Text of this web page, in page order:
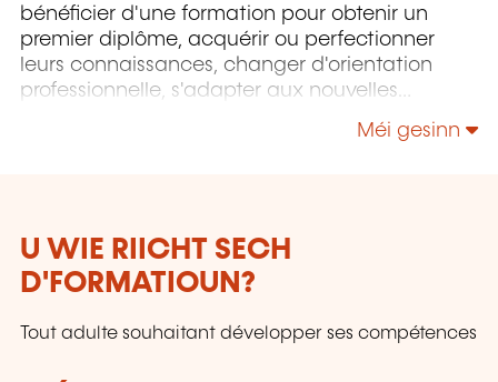
bénéficier d'une formation pour obtenir un
premier diplôme, acquérir ou perfectionner
leurs connaissances, changer d'orientation
professionnelle, s'adapter aux nouvelles
technologies, enrichir leur culture personnelle...
Méi gesinn
U WIE RIICHT SECH
D'FORMATIOUN?
Tout adulte souhaitant développer ses compétences